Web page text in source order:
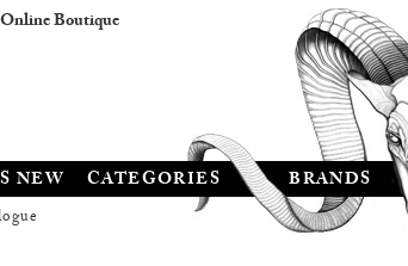
NEW CATEGORIES BRANDS
Boutique